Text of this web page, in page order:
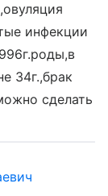
инфекции
34г.,брак
сделать